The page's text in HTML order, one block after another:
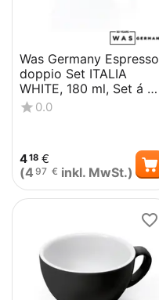
Was Germany Espresso
doppio Set ITALIA
WHITE, 180 ml, Set á 6
Stück, Porzellan
0.0
418 €
(4 97 € inkl. MwSt.)